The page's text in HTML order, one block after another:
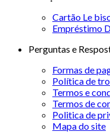
Cartão Le
Empréstimo
Perguntas e
Formas de
Política de
Termos e
Termos de
Politica de
Mapa do site